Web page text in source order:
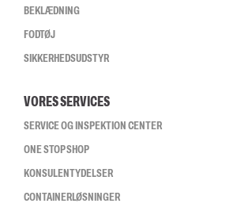
BEKLÆDNING
FODTØJ
SIKKERHEDSUDSTYR
VORES SERVICES
SERVICE OG INSPEKTION CENTER
ONE STOP SHOP
KONSULENTYDELSER
CONTAINERLØSNINGER